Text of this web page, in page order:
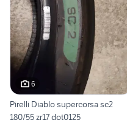
6
Pirelli Diablo supercorsa sc2
180/55 zr17 dot0125